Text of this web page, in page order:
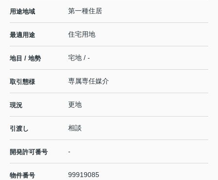
用途地域 第一種住居
最適用途 住宅用地
地目 / 地勢 宅地 / -
取引態様 専属専任媒介
現況 更地
引渡し 相談
開発許可番号 -
物件番号 99919085